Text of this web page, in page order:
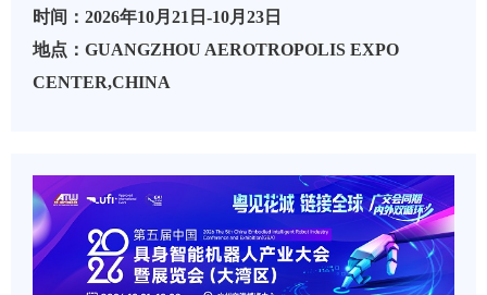
时间：2026年10月21日-10月23日
地点：GUANGZHOU AEROTROPOLIS EXPO
CENTER,CHINA